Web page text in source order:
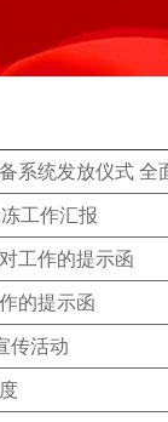
工作汇报
工作的提示函
的提示函
传活动